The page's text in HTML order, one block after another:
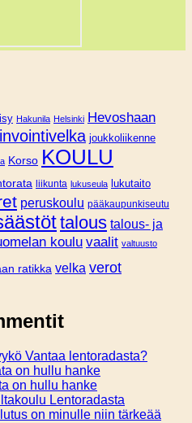
Hakunila Helsinki Hevoshaan
joukkoliikenne
Korso KOULU
liikunta lukuseula lukutaito
peruskoulu pääkaupunkiseutu
talous talous- ja
koulu vaalit valtuusto
ratikka velka verot
Vantaa lentoradasta?
on hullu hanke
on hullu hanke
Lentoradasta
on minulle niin tärkeää